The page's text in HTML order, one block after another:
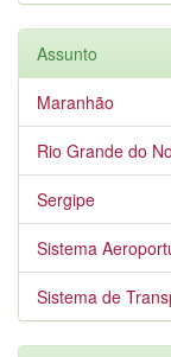
Assunto
Maranhão
Rio Grande do
Sergipe
Sistema
Sistema de